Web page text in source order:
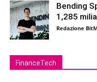
Bending
1,285
Redazione
FinanceTech